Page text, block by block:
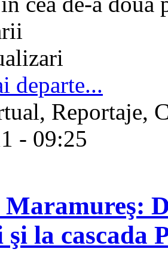
departe...
Reportaje,
- 09:25
la cascada